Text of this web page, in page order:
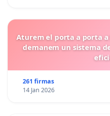
Aturem el porta a porta a
demanem un sistema
261 firmas
14 Jan 2026